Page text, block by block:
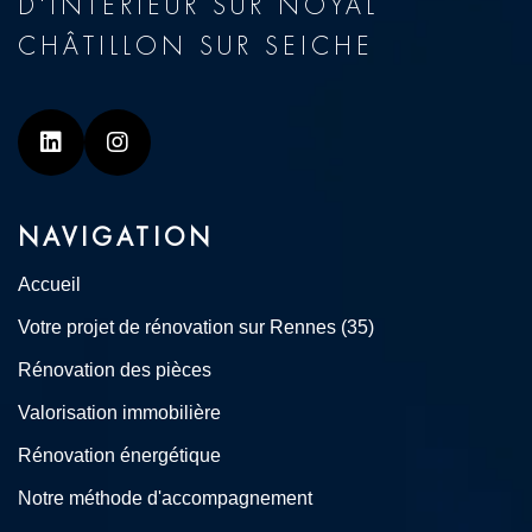
D'INTÉRIEUR SUR NOYAL
CHÂTILLON SUR SEICHE
Linkedin Instagram
NAVIGATION
Accueil
Votre projet de rénovation sur Rennes (35)
Rénovation des pièces
Valorisation immobilière
Rénovation énergétique
Notre méthode d'accompagnement